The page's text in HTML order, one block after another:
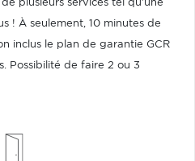
plusieurs services tel qu'une
! À seulement, 10 minutes de
inclus le plan de garantie GCR
Possibilité de faire 2 ou 3